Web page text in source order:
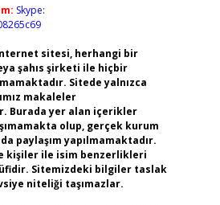
Skype:
sitesi, herhangi bir
şahıs şirketi ile hiçbir
Sitede yalnızca
makaleler
Burada yer alan içerikler
olup, gerçek kurum
paylaşım yapılmamaktadır.
kişiler ile isim benzerlikleri
Sitemizdeki bilgiler taslak
niteliği taşımazlar.